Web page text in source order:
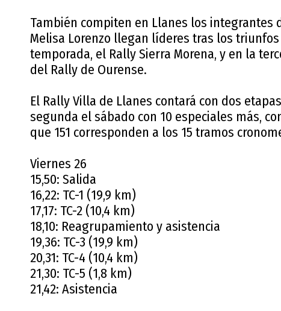
También compiten en Llanes los integrantes
Melisa Lorenzo llegan líderes tras los
temporada, el Rally Sierra Morena, y en la
del Rally de Ourense.
El Rally Villa de Llanes contará con dos
segunda el sábado con 10 especiales más,
que 151 corresponden a los 15 tramos
Viernes 26
15,50: Salida
16,22: TC-1 (19,9 km)
17,17: TC-2 (10,4 km)
18,10: Reagrupamiento y asistencia
19,36: TC-3 (19,9 km)
20,31: TC-4 (10,4 km)
21,30: TC-5 (1,8 km)
21,42: Asistencia